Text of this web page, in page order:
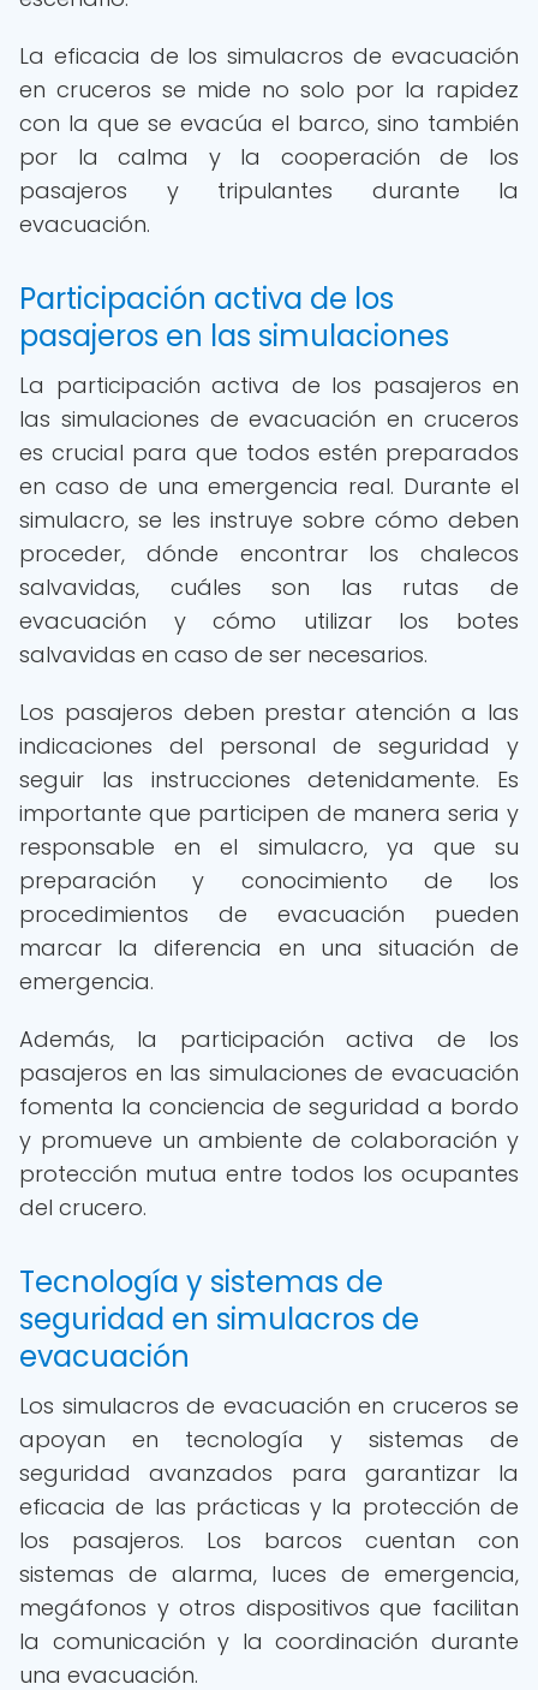
La eficacia de los simulacros de evacuación
en cruceros se mide no solo por la rapidez
con la que se evacúa el barco, sino también
por la calma y la cooperación de los
pasajeros y tripulantes durante la
evacuación.
Participación activa de los
pasajeros en las simulaciones
La participación activa de los pasajeros en
las simulaciones de evacuación en cruceros
es crucial para que todos estén preparados
en caso de una emergencia real. Durante el
simulacro, se les instruye sobre cómo deben
proceder, dónde encontrar los chalecos
salvavidas, cuáles son las rutas de
evacuación y cómo utilizar los botes
salvavidas en caso de ser necesarios.
Los pasajeros deben prestar atención a las
indicaciones del personal de seguridad y
seguir las instrucciones detenidamente. Es
importante que participen de manera seria y
responsable en el simulacro, ya que su
preparación y conocimiento de los
procedimientos de evacuación pueden
marcar la diferencia en una situación de
emergencia.
Además, la participación activa de los
pasajeros en las simulaciones de evacuación
fomenta la conciencia de seguridad a bordo
y promueve un ambiente de colaboración y
protección mutua entre todos los ocupantes
del crucero.
Tecnología y sistemas de
seguridad en simulacros de
evacuación
Los simulacros de evacuación en cruceros se
apoyan en tecnología y sistemas de
seguridad avanzados para garantizar la
eficacia de las prácticas y la protección de
los pasajeros. Los barcos cuentan con
sistemas de alarma, luces de emergencia,
megáfonos y otros dispositivos que facilitan
la comunicación y la coordinación durante
una evacuación.